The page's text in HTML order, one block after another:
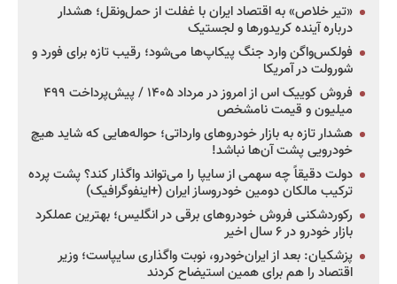
«تیر خلاص» به اقتصاد ایران با غفلت از حمل‌ونقل؛ هشدار
درباره آینده کریدورها و لجستیک
فولکس‌واگن وارد جنگ پیکاپ‌ها می‌شود؛ رقیب تازه برای فورد و
شورولت در آمریکا
فروش کوییک اس از امروز در مرداد ۱۴۰۵ / پیش‌پرداخت ۴۹۹
میلیون و قیمت نامشخص
هشدار تازه به بازار خودروهای وارداتی؛ حواله‌هایی که شاید هیچ
خودرویی پشت آن‌ها نباشد!
دولت دقیقاً چه سهمی از سایپا را می‌تواند واگذار کند؟ پشت پرده
ترکیب مالکان دومین خودروساز ایران (+اینفوگرافیک)
رکوردشکنی فروش خودروهای برقی در انگلیس؛ بهترین عملکرد
بازار خودرو در ۶ سال اخیر
پزشکیان: بعد از ایران‌خودرو، نوبت واگذاری سایپاست؛ وزیر
اقتصاد را هم برای همین استیضاح کردند